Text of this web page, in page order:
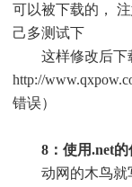
可以被下载的，
己多测试下
这样修改后下
http://
错误）
8：使用.net
动网的木鸟就